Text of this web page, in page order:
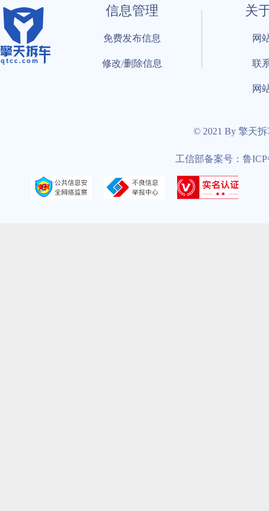
信息管理
免费发布信息
修改/删除信息
关
网
联
网
© 2021 By 擎天
工信部备案号：鲁